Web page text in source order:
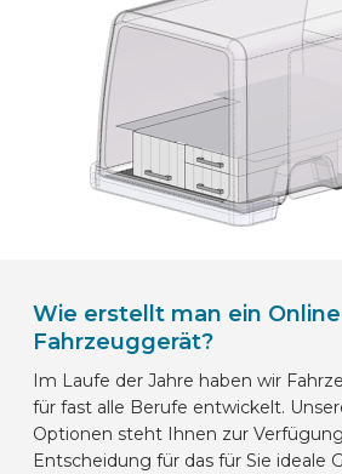
Wie erstellt man ein
Fahrzeuggerät?
Im Laufe der Jahre haben wir
für fast alle Berufe entwickelt.
Optionen steht Ihnen zur
Entscheidung für das für Sie ideale